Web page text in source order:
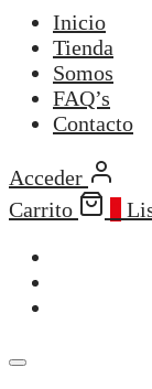
Inicio
Tienda
Somos
FAQ’s
Contacto
Acceder
Carrito